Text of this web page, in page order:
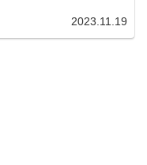
2023.11.19